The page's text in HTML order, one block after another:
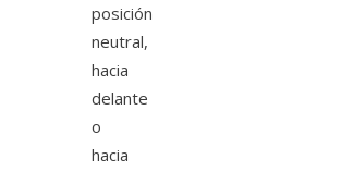
posición
neutral,
hacia
delante
o
hacia